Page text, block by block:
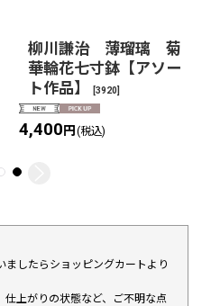
柳川謙治 薄瑠璃 菊
華輪花七寸鉢【アソー
ト作品】
[3920]
4,400円 (税込)
ましたらショッピングカートより
上がりの状態など、ご不明な点